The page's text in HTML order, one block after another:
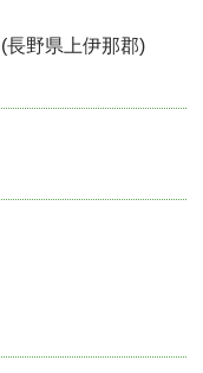
(長野県上伊那郡)